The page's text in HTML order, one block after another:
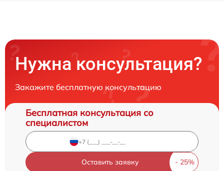
Нужна консультация?
Закажите бесплатную консультацию
Бесплатная консультация со
специалистом
Оставить заявку